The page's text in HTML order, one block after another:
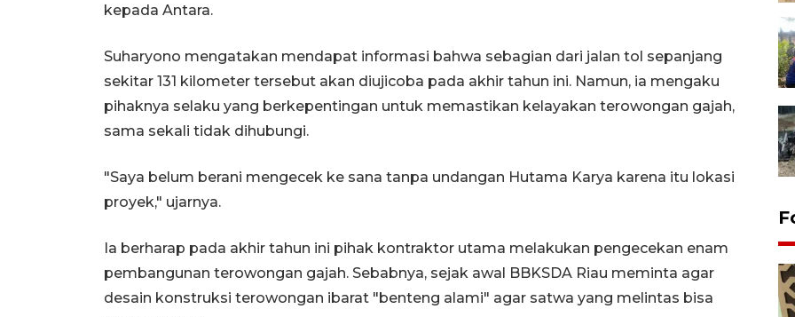
kepada Antara.
Suharyono mengatakan mendapat informasi bahwa sebagian dari jalan tol sepanjang
sekitar 131 kilometer tersebut akan diujicoba pada akhir tahun ini. Namun, ia mengaku
pihaknya selaku yang berkepentingan untuk memastikan kelayakan terowongan gajah,
sama sekali tidak dihubungi.
"Saya belum berani mengecek ke sana tanpa undangan Hutama Karya karena itu lokasi
proyek," ujarnya.
Ia berharap pada akhir tahun ini pihak kontraktor utama melakukan pengecekan enam
pembangunan terowongan gajah. Sebabnya, sejak awal BBKSDA Riau meminta agar
desain konstruksi terowongan ibarat "benteng alami" agar satwa yang melintas bisa